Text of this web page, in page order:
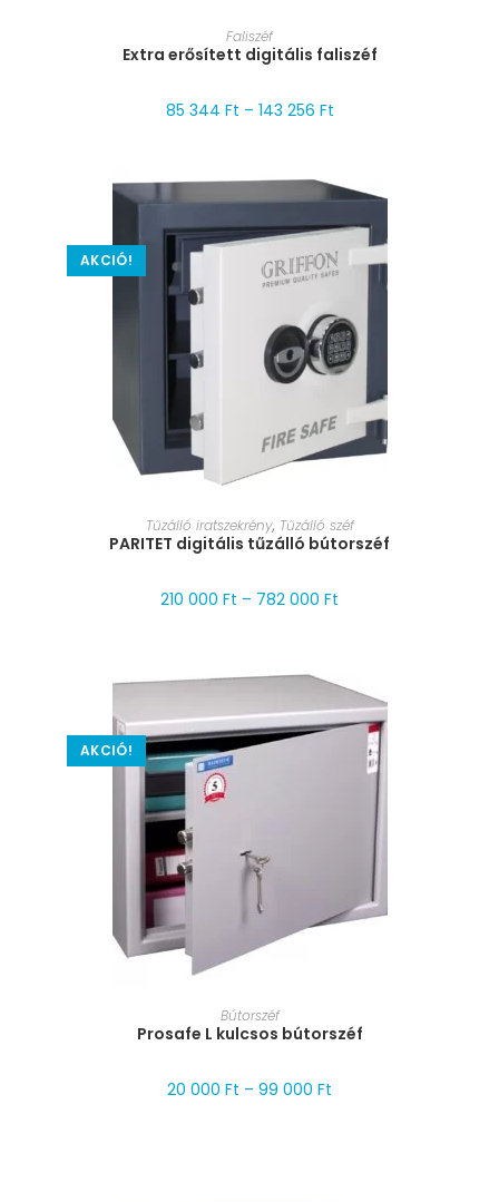
MÉRET VÁLASZTÁSA
Faliszéf
Extra erősített digitális faliszéf
85 344 Ft – 143 256 Ft
AKCIÓ!
MÉRET VÁLASZTÁSA
Tűzálló iratszekrény, Tűzálló széf
PARITET digitális tűzálló bútorszéf
210 000 Ft – 782 000 Ft
AKCIÓ!
MÉRET VÁLASZTÁSA
Bútorszéf
Prosafe L kulcsos bútorszéf
20 000 Ft – 99 000 Ft